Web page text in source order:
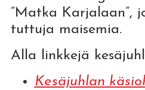
”Matka Karjalaan”,
tuttuja maisemia.
Alla linkkejä
Kesäjuhlan